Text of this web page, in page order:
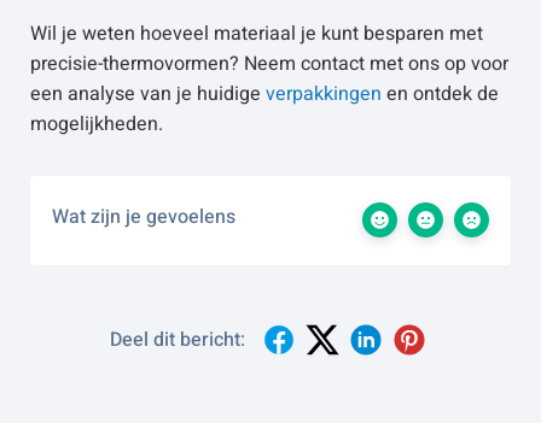
Wil je weten hoeveel materiaal je kunt besparen met
precisie-thermovormen? Neem contact met ons op voor
een analyse van je huidige verpakkingen en ontdek de
mogelijkheden.
Wat zijn je gevoelens
Deel dit bericht: